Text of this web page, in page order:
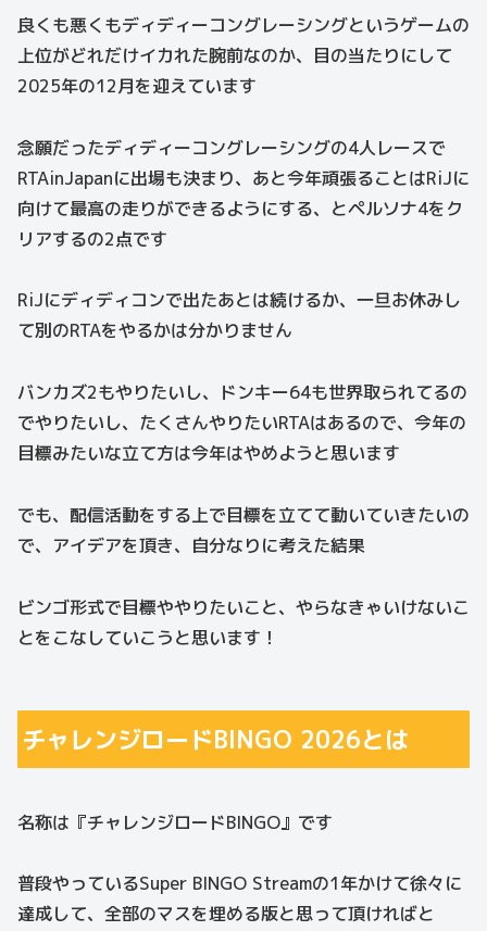
良くも悪くもディディーコングレーシングというゲームの
上位がどれだけイカれた腕前なのか、目の当たりにして
2025年の12月を迎えています
念願だったディディーコングレーシングの4人レースで
RTAinJapanに出場も決まり、あと今年頑張ることはRiJに
向けて最高の走りができるようにする、とペルソナ4をク
リアするの2点です
RiJにディディコンで出たあとは続けるか、一旦お休みし
て別のRTAをやるかは分かりません
バンカズ2もやりたいし、ドンキー64も世界取られてるの
でやりたいし、たくさんやりたいRTAはあるので、今年の
目標みたいな立て方は今年はやめようと思います
でも、配信活動をする上で目標を立てて動いていきたいの
で、アイデアを頂き、自分なりに考えた結果
ビンゴ形式で目標ややりたいこと、やらなきゃいけないこ
とをこなしていこうと思います！
チャレンジロードBINGO 2026とは
名称は『チャレンジロードBINGO』です
普段やっているSuper BINGO Streamの1年かけて徐々に
達成して、全部のマスを埋める版と思って頂ければと